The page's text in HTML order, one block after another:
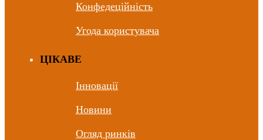
Конфедеційність
Угода користувача
ЦIКАВЕ
Інновації
Новини
Огляд ринків